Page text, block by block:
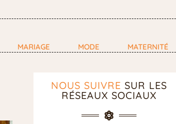
MARIAGE MODE MATERNITÉ
NOUS SUIVRE SUR LES
RÉSEAUX SOCIAUX